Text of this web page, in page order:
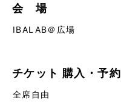
会 場
IBALAB＠広場
チケット 購入・予約
全席自由